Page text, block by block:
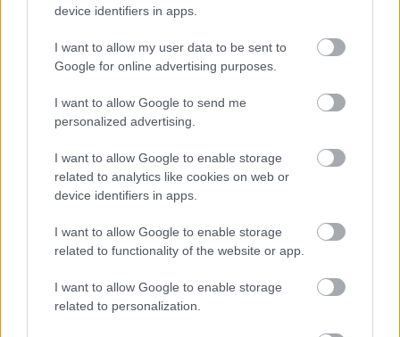
device identifiers in apps.
I want to allow my user data to be sent to
Google for online advertising purposes.
I want to allow Google to send me
personalized advertising.
I want to allow Google to enable storage
related to analytics like cookies on web or
device identifiers in apps.
I want to allow Google to enable storage
related to functionality of the website or app.
I want to allow Google to enable storage
related to personalization.
Recepty
Mramorový koláčik s
černicami
pupáky